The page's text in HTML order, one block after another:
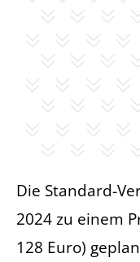
Die Standard-
2024 zu einem
128 Euro)